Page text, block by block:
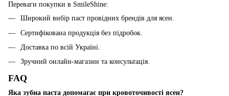
Переваги покупки в SmileShine:
Широкий вибір паст провідних брендів для ясен.
Сертифікована продукція без підробок.
Доставка по всій Україні.
Зручний онлайн-магазин та консультація.
FAQ
Яка зубна паста допомагає при кровоточивості ясен?